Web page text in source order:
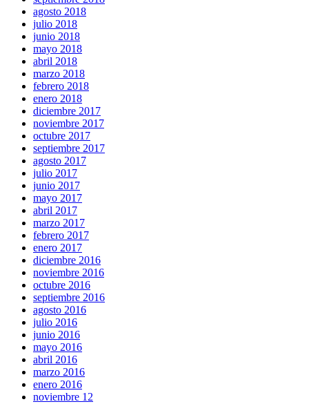
agosto 2018
julio 2018
junio 2018
mayo 2018
abril 2018
marzo 2018
febrero 2018
enero 2018
diciembre 2017
noviembre 2017
octubre 2017
septiembre 2017
agosto 2017
julio 2017
junio 2017
mayo 2017
abril 2017
marzo 2017
febrero 2017
enero 2017
diciembre 2016
noviembre 2016
octubre 2016
septiembre 2016
agosto 2016
julio 2016
junio 2016
mayo 2016
abril 2016
marzo 2016
enero 2016
noviembre 12